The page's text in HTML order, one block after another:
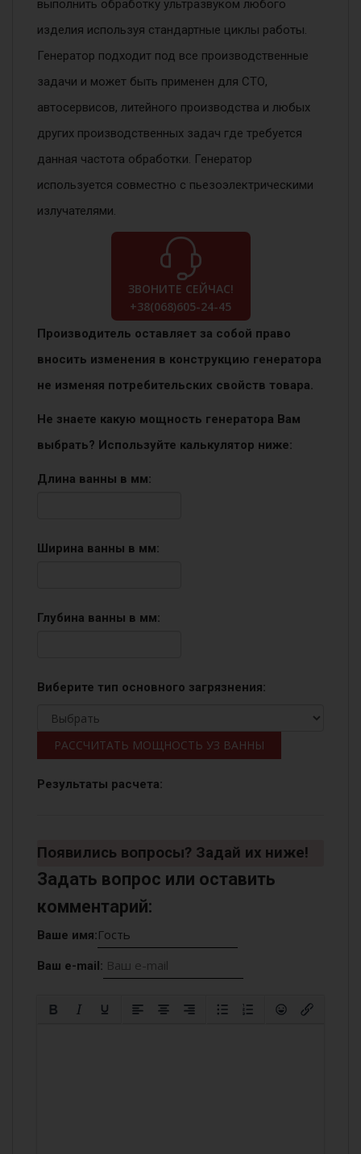
выполнить обработку ультразвуком любого
изделия используя стандартные циклы работы.
Генератор подходит под все производственные
задачи и может быть применен для СТО,
автосервисов, литейного производства и любых
других производственных задач где требуется
данная частота обработки. Генератор
используется совместно с пьезоэлектрическими
излучателями.
ЗВОНИТЕ СЕЙЧАС!
+38(068)605-24-45
Производитель оставляет за собой право
вносить изменения в конструкцию генератора
не изменяя потребительских свойств товара.
Не знаете какую мощность генератора Вам
выбрать? Используйте калькулятор ниже:
Длина ванны в мм:
Ширина ванны в мм:
Глубина ванны в мм:
Виберите тип основного загрязнения:
РАССЧИТАТЬ МОЩНОСТЬ УЗ ВАННЫ
Результаты расчета:
Появились вопросы? Задай их ниже!
Задать вопрос или оставить
комментарий:
Ваше имя:
Ваш e-mail: